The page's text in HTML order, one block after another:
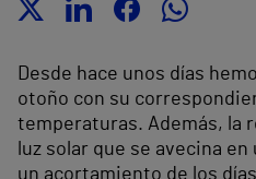
Desde hace unos días
otoño con su
temperaturas. Además, la
luz solar que se avecina
un acortamiento de los